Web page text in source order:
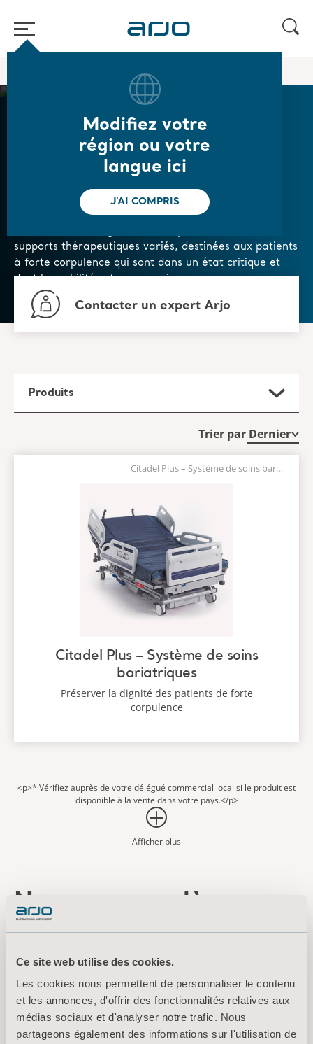
Ce site web utilise des cookies.
Les cookies nous permettent de personnaliser le contenu
et les annonces, d'offrir des fonctionnalités relatives aux
médias sociaux et d'analyser notre trafic. Nous
partageons également des informations sur l'utilisation de
Modifiez votre
région ou votre
langue ici
J'AI COMPRIS
/ Lits bariatriques
Lits bariatriques
conçus pour les besoins spécifiques des patients à
forte corpulence. Ils peuvent supporter un poids
supports thérapeutiques variés, destinées aux patients
à forte corpulence qui sont dans un état critique et
Contacter un expert Arjo
Produits
Trier par
Citadel Plus – Système de soins bariatriques
Citadel Plus – Système de soins
bariatriques
Préserver la dignité des patients de forte
corpulence
<p>* Vérifiez auprès de votre délégué commercial local si le produit est
disponible à la vente dans votre pays.</p>
Afficher plus
Nous sommes là pour
vous !
Vous ne trouvez pas ce que vous cherchez ?
Laissez-nous vous aider.